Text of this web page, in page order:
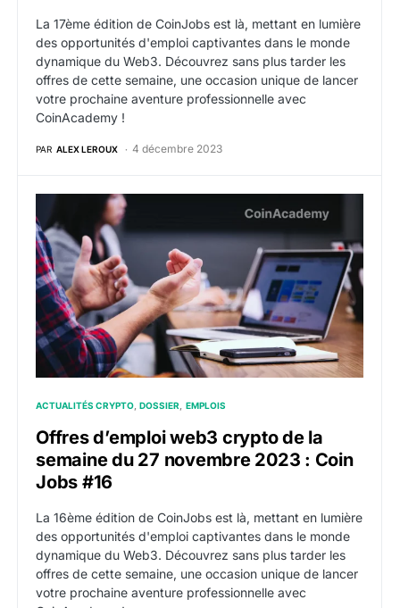
La 17ème édition de CoinJobs est là, mettant en lumière
des opportunités d'emploi captivantes dans le monde
dynamique du Web3. Découvrez sans plus tarder les
offres de cette semaine, une occasion unique de lancer
votre prochaine aventure professionnelle avec
CoinAcademy !
PAR ALEX LEROUX 4 décembre 2023
Offres d’emploi web3 crypto de la semaine du 27
ACTUALITÉS CRYPTO DOSSIER EMPLOIS
Offres d’emploi web3 crypto de la
semaine du 27 novembre 2023 : Coin
Jobs #16
La 16ème édition de CoinJobs est là, mettant en lumière
des opportunités d'emploi captivantes dans le monde
dynamique du Web3. Découvrez sans plus tarder les
offres de cette semaine, une occasion unique de lancer
votre prochaine aventure professionnelle avec